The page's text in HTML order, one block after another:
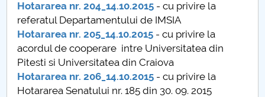
privind implementarea Planului Operațional 2020-
2024
Parteneri CUP
Centrul de Consiliere și Orientare în Carieră
Hotararea nr. 204_14.10.2015 - cu privire la
referatul Departamentului de IMSIA
Hotararea nr. 205_14.10.2015 - cu privire la
acordul de cooperare intre Universitatea din
Pitesti si Universitatea din Craiova
Hotararea nr. 206_14.10.2015 - cu privire la
Hotararea Senatului nr. 185 din 30. 09. 2015